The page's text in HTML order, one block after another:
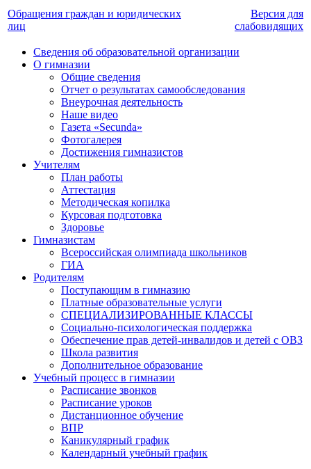
Обращения граждан и юридических
лиц
Версия для
слабовидящих
Сведения об образовательной организации
О гимназии
Общие сведения
Отчет о результатах самообследования
Внеурочная деятельность
Наше видео
Газета «Secunda»
Фотогалерея
Достижения гимназистов
Учителям
План работы
Аттестация
Методическая копилка
Курсовая подготовка
Здоровье
Гимназистам
Всероссийская олимпиада школьников
ГИА
Родителям
Поступающим в гимназию
Платные образовательные услуги
СПЕЦИАЛИЗИРОВАННЫЕ КЛАССЫ
Социально-психологическая поддержка
Обеспечение прав детей-инвалидов и детей с ОВЗ
Школа развития
Дополнительное образование
Учебный процесс в гимназии
Расписание звонков
Расписание уроков
Дистанционное обучение
ВПР
Каникулярный график
Календарный учебный график